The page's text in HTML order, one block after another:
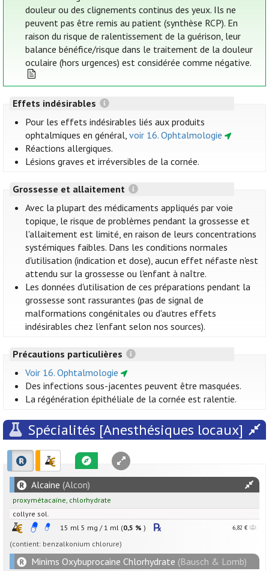
douleur ou des clignements continus des yeux. Ils ne
peuvent pas être remis au patient (synthèse RCP). En
raison du risque de ralentissement de la guérison, leur
balance bénéfice/risque dans le traitement de la douleur
oculaire (hors urgences) est considérée comme négative.
Effets indésirables
Pour les effets indésirables liés aux produits
ophtalmiques en général,voir 16. Ophtalmologie
Réactions allergiques.
Lésions graves et irréversibles de la cornée.
Grossesse et allaitement
Avec la plupart des médicaments appliqués par voie
topique, le risque de problèmes pendant la grossesse et
l'allaitement est limité, en raison de leurs concentrations
systémiques faibles. Dans les conditions normales
d'utilisation (indication et dose), aucun effet néfaste n'est
attendu sur la grossesse ou l'enfant à naître.
Les données d'utilisation de ces préparations pendant la
grossesse sont rassurantes (pas de signal de
malformations congénitales ou d'autres effets
indésirables chez l’enfant selon nos sources).
Précautions particulières
Voir 16. Ophtalmologie
Des infections sous-jacentes peuvent être masquées.
La régénération épithéliale de la cornée est ralentie.
Spécialités [Anesthésiques locaux]
Alcaine (Alcon)
proxymétacaïne, chlorhydrate
collyre sol.
15 ml 5 mg / 1 ml (0,5 % ) 6,82 €
(contient: benzalkonium chlorure)
Minims Oxybuprocaine Chlorhydrate (Bausch & Lomb)